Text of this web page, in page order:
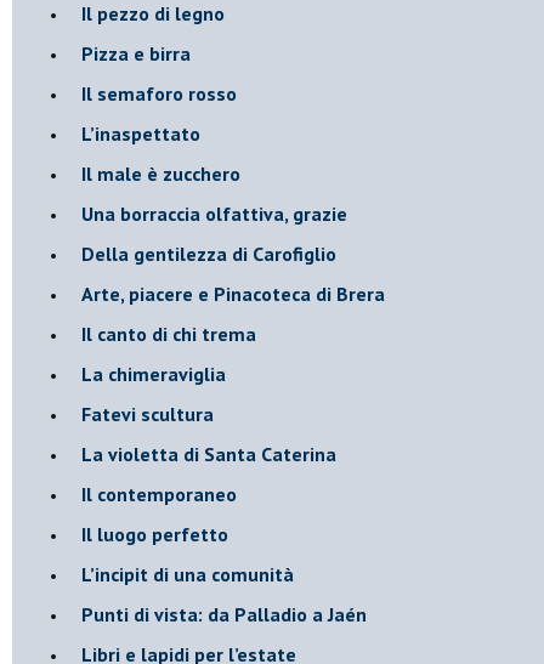
​Il pezzo di legno
​Pizza e birra
​Il semaforo rosso
​L’inaspettato
​Il male è zucchero
​Una borraccia olfattiva, grazie
​Della gentilezza di Carofiglio
Arte, piacere e Pinacoteca di Brera
​Il canto di chi trema
La chimeraviglia
​Fatevi scultura
​La violetta di Santa Caterina
​Il contemporaneo
​Il luogo perfetto
​L’incipit di una comunità
Punti di vista: da Palladio a Jaén
​Libri e lapidi per l’estate